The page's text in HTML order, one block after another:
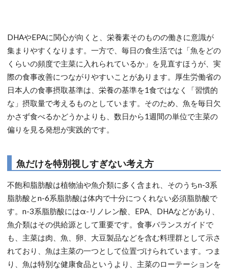
DHAやEPAに関心が向くと、栄養素そのものの働きに意識が
集まりやすくなります。一方で、毎日の食生活では「魚をどの
くらいの頻度で主菜に入れられているか」を見直すほうが、実
際の食事改善につながりやすいことがあります。厚生労働省の
日本人の食事摂取基準は、栄養の基準を1食ではなく「習慣的
な」摂取量で考えるものとしています。そのため、魚を毎日欠
かさず食べるかどうかよりも、数日から1週間の単位で主菜の
偏りを見る発想が実践的です。
魚だけを特別視しすぎない考え方
不飽和脂肪酸は植物油や魚介類に多く含まれ、そのうちn-3系
脂肪酸とn-6系脂肪酸は体内で十分につくれない必須脂肪酸で
す。n-3系脂肪酸にはα-リノレン酸、EPA、DHAなどがあり、
魚介類はその供給源として重要です。食事バランスガイドで
も、主菜は肉、魚、卵、大豆製品などを含む料理群として示さ
れており、魚は主菜の一つとして位置づけられています。つま
り、魚は特別な健康食品というより、主菜のローテーションを